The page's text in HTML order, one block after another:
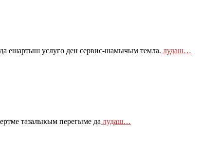
ешартыш услуго ден сервис-шамычым темла. лудаш…
тазалыкым перегыме да лудаш…